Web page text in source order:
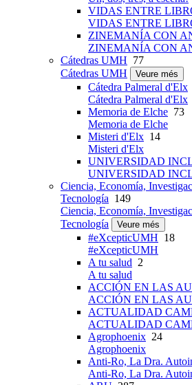
VIDAS ENTRE
VIDAS ENTRE
ZINEMANÍA CON
ZINEMANÍA CON
Cátedras UMH 77
Cátedras UMH
Veure més
Cátedra Palmeral d'Elx
Cátedra Palmeral d'Elx
Memoria de Elche 73
Memoria de Elche
Misteri d'Elx 14
Misteri d'Elx
UNIVERSIDAD
UNIVERSIDAD
Ciencia, Economía,
Tecnología 149
Ciencia, Economía,
Tecnología
Veure més
#eXcepticUMH 18
#eXcepticUMH
A tu salud 2
A tu salud
ACCIÓN EN LAS
ACCIÓN EN LAS
ACTUALIDAD
ACTUALIDAD
Agrophoenix 24
Agrophoenix
Anti-Ro, La Dra.
Anti-Ro, La Dra.